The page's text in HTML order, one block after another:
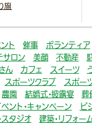
旗
ト 催事 ボランティア
サロン 美顔 不動産
ん カフェ スイーツ
スポーツクラブ スポー
農園 結婚式・披露宴 葬
ント・キャンペーン ビ
スタジオ 建築・リフォー